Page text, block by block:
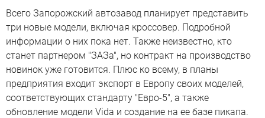
Всего Запорожский автозавод планирует представить
три новые модели, включая кроссовер. Подробной
информации о них пока нет. Также неизвестно, кто
станет партнером "ЗАЗа", но контракт на производство
новинок уже готовится. Плюс ко всему, в планы
предприятия входит экспорт в Европу своих моделей,
соответствующих стандарту "Евро-5", а также
обновление модели Vida и создание на ее базе пикапа.